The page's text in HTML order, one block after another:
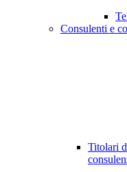
Consulenti e
Titolari